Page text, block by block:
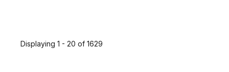
Displaying 1 - 20 of 1629